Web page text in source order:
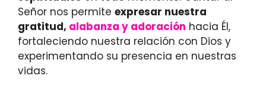
Señor nos permite expresar nuestra
gratitud, alabanza y adoración hacia Él,
fortaleciendo nuestra relación con Dios y
experimentando su presencia en nuestras
vidas.